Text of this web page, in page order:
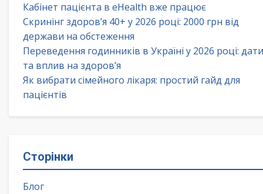
Кабінет пацієнта в eHealth вже працює
Скринінг здоров’я 40+ у 2026 році: 2000 грн від
держави на обстеження
Переведення годинників в Україні у 2026 році: дати
та вплив на здоров’я
Як вибрати сімейного лікаря: простий гайд для
пацієнтів
Сторінки
Блог